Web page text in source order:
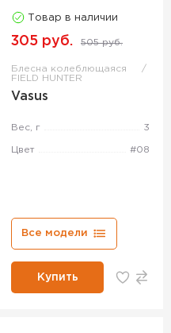
Товар в наличии
305 руб. 505 руб.
Блесна колеблющаяся
FIELD HUNTER
Vasus
Вес, г 3
Цвет #08
Все модели
Купить